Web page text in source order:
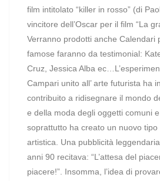
film intitolato “killer in rosso” (di
vincitore dell’Oscar per il film “La
Verranno prodotti anche Calendari
famose faranno da testimonial:
Cruz, Jessica Alba
Campari unito all’ arte futurista ha
contribuito a ridisegnare il mondo
e della moda degli oggetti comuni
soprattutto ha creato un nuovo
artistica. Una pubblicità
anni 90 recitava: “L’attesa del
piacere!”. Insomma, l’idea di